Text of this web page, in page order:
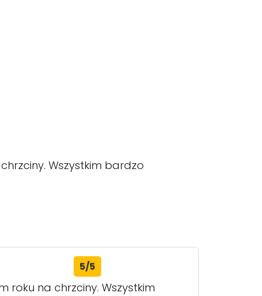
Wszystkim bardzo
5/5
roku na chrzciny. Wszystkim